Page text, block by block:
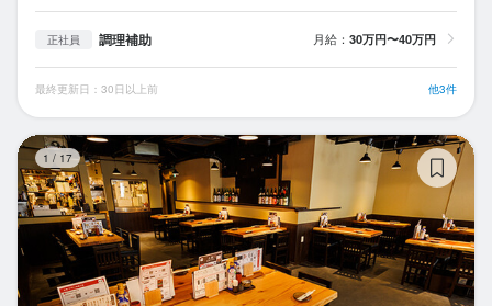
正社員 調理補助 月給： 30万円〜40万円
最終更新日：30日以上前 他3件
1 / 17